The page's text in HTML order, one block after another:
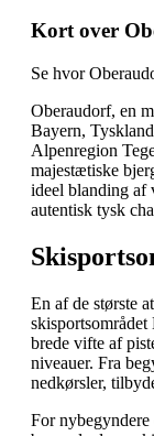
Kort over
Se hvor
Oberaudorf, en
Bayern,
Alpenregion
majestætiske
ideel blanding af
autentisk tysk
En af de største
brede vifte af
niveauer. Fra
nedkørsler,
For